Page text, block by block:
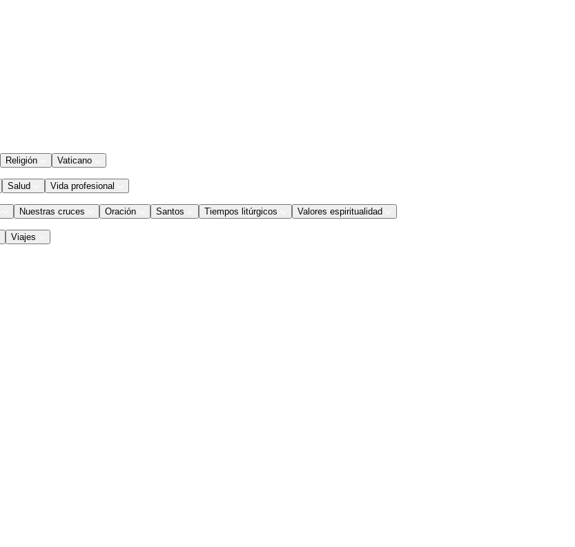
Religión Vaticano
Salud Vida profesional
Nuestras cruces Oración Santos Tiempos litúrgicos Valores espiritualidad
Viajes